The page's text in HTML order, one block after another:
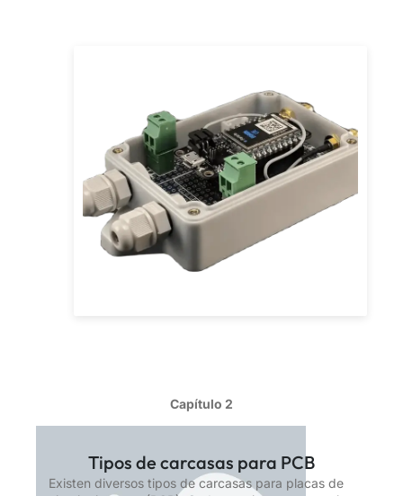
Capítulo 2
Tipos de carcasas para PCB
Existen diversos tipos de carcasas para placas de